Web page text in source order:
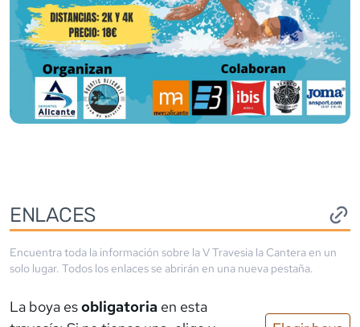
ENLACES
Encuentra toda la información sobre laV Travesia la Cantera en un
solo lugar. Todos los enlaces se abrirán en una nueva pestaña.
La boya esobligatoria en esta